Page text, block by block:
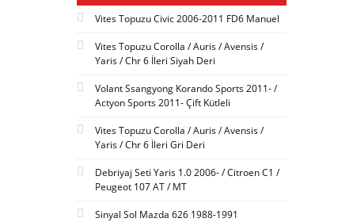
Vites Topuzu Civic 2006-2011 FD6 Manuel
Vites Topuzu Corolla / Auris / Avensis /
Yaris / Chr 6 İleri Siyah Deri
Volant Ssangyong Korando Sports 2011- /
Actyon Sports 2011- Çift Kütleli
Vites Topuzu Corolla / Auris / Avensis /
Yaris / Chr 6 İleri Gri Deri
Debriyaj Seti Yaris 1.0 2006- / Citroen C1 /
Peugeot 107 AT / MT
Sinyal Sol Mazda 626 1988-1991